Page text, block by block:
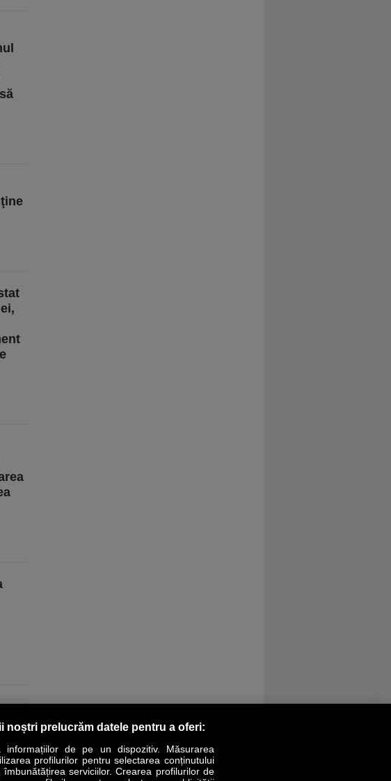
noștri prelucrăm datele pentru a oferi:
informațiilor de pe un dispozitiv. Măsurarea
profilurilor pentru selectarea conținutului
serviciilor. Crearea profilurilor de